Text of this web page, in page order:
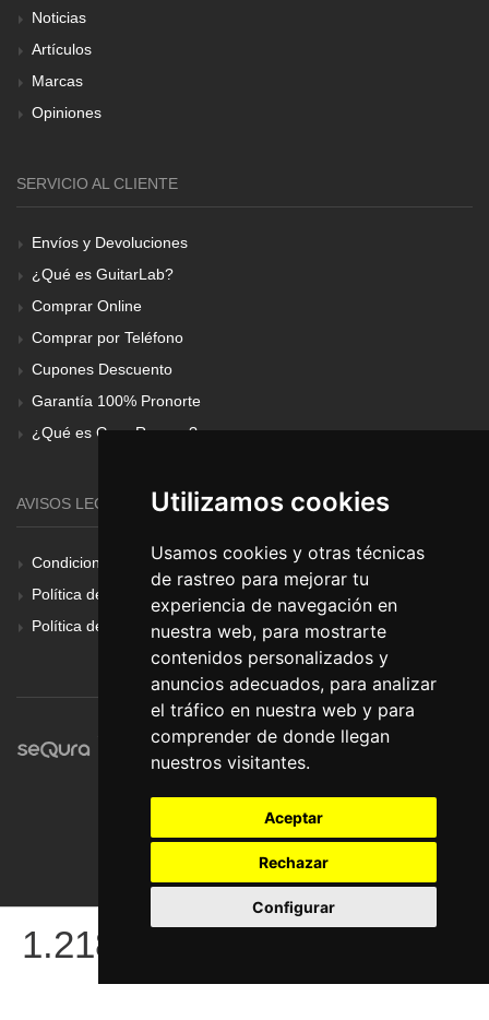
Utilizamos cookies
Usamos cookies y otras técnicas
de rastreo para mejorar tu
experiencia de navegación en
nuestra web, para mostrarte
contenidos personalizados y
anuncios adecuados, para analizar
el tráfico en nuestra web y para
comprender de donde llegan
nuestros visitantes.
Aceptar
Rechazar
Configurar
1.218
Noticias
Artículos
Marcas
Opiniones
SERVICIO AL CLIENTE
Envíos y Devoluciones
¿Qué es GuitarLab?
Comprar Online
Comprar por Teléfono
Cupones Descuento
Garantía 100% Pronorte
¿Qué es Gear Renove?
AVISOS LEGALES
Condiciones Generales
Política de Cookies
Política de Privacidad
© Pronorte Sonido SL. Todos los derechos reservados.